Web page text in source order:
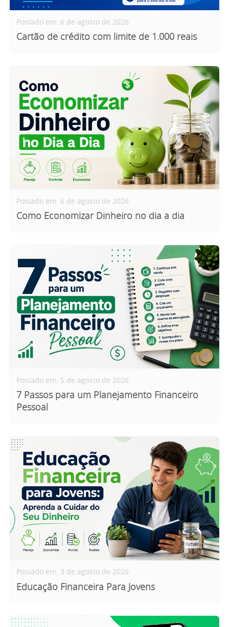
Postado em: 6 de agosto de 2026
Cartão de crédito com limite de 1.000 reais
Postado em: 6 de agosto de 2026
Como Economizar Dinheiro no dia a dia
Postado em: 5 de agosto de 2026
7 Passos para um Planejamento Financeiro
Pessoal
Postado em: 3 de agosto de 2026
Educação Financeira Para Jovens